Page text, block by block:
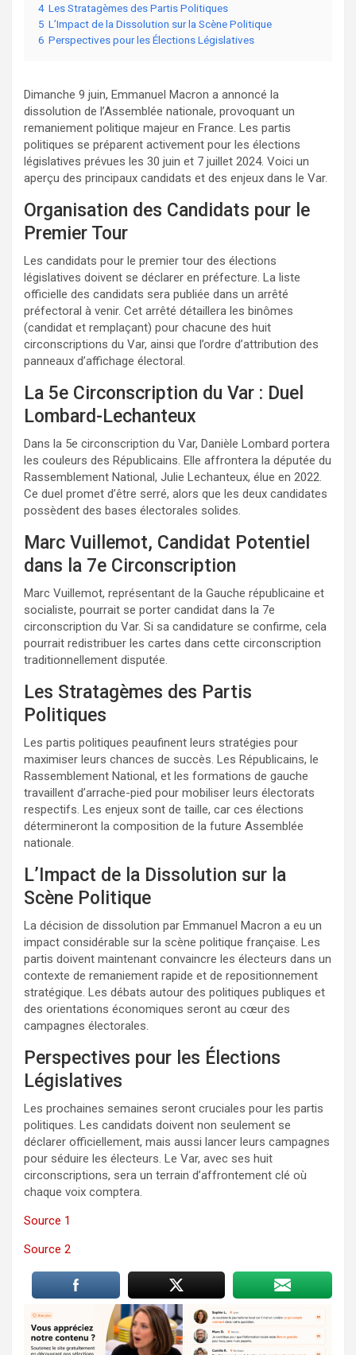
4 Les Stratagèmes des Partis Politiques
5 L’Impact de la Dissolution sur la Scène Politique
6 Perspectives pour les Élections Législatives
Dimanche 9 juin, Emmanuel Macron a annoncé la
dissolution de l’Assemblée nationale, provoquant un
remaniement politique majeur en France. Les partis
politiques se préparent activement pour les élections
législatives prévues les 30 juin et 7 juillet 2024. Voici un
aperçu des principaux candidats et des enjeux dans le Var.
Organisation des Candidats pour le
Premier Tour
Les candidats pour le premier tour des élections
législatives doivent se déclarer en préfecture. La liste
officielle des candidats sera publiée dans un arrêté
préfectoral à venir. Cet arrêté détaillera les binômes
(candidat et remplaçant) pour chacune des huit
circonscriptions du Var, ainsi que l’ordre d’attribution des
panneaux d’affichage électoral.
La 5e Circonscription du Var : Duel
Lombard-Lechanteux
Dans la 5e circonscription du Var, Danièle Lombard portera
les couleurs des Républicains. Elle affrontera la députée du
Rassemblement National, Julie Lechanteux, élue en 2022.
Ce duel promet d’être serré, alors que les deux candidates
possèdent des bases électorales solides.
Marc Vuillemot, Candidat Potentiel
dans la 7e Circonscription
Marc Vuillemot, représentant de la Gauche républicaine et
socialiste, pourrait se porter candidat dans la 7e
circonscription du Var. Si sa candidature se confirme, cela
pourrait redistribuer les cartes dans cette circonscription
traditionnellement disputée.
Les Stratagèmes des Partis
Politiques
Les partis politiques peaufinent leurs stratégies pour
maximiser leurs chances de succès. Les Républicains, le
Rassemblement National, et les formations de gauche
travaillent d’arrache-pied pour mobiliser leurs électorats
respectifs. Les enjeux sont de taille, car ces élections
détermineront la composition de la future Assemblée
nationale.
L’Impact de la Dissolution sur la
Scène Politique
La décision de dissolution par Emmanuel Macron a eu un
impact considérable sur la scène politique française. Les
partis doivent maintenant convaincre les électeurs dans un
contexte de remaniement rapide et de repositionnement
stratégique. Les débats autour des politiques publiques et
des orientations économiques seront au cœur des
campagnes électorales.
Perspectives pour les Élections
Législatives
Les prochaines semaines seront cruciales pour les partis
politiques. Les candidats doivent non seulement se
déclarer officiellement, mais aussi lancer leurs campagnes
pour séduire les électeurs. Le Var, avec ses huit
circonscriptions, sera un terrain d’affrontement clé où
chaque voix comptera.
Source 1
Source 2